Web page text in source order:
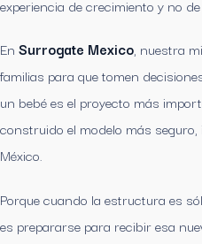
experiencia de crecimiento y no
En Surrogate Mexico, nuestra
familias para que tomen
un bebé es el proyecto más
construido el modelo más
México.
Porque cuando la estructura es
es prepararse para recibir esa